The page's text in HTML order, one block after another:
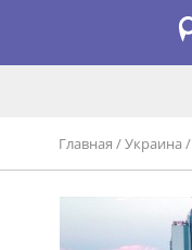
Главная /Украина /